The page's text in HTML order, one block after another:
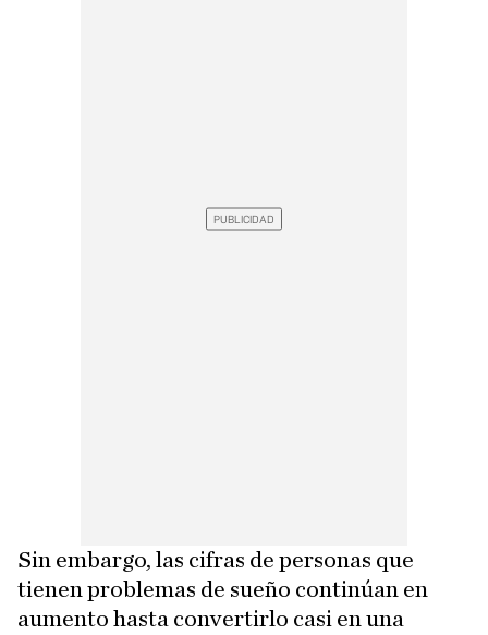
Sin embargo, las cifras de personas que
tienen problemas de sueño continúan en
aumento hasta convertirlo casi en una